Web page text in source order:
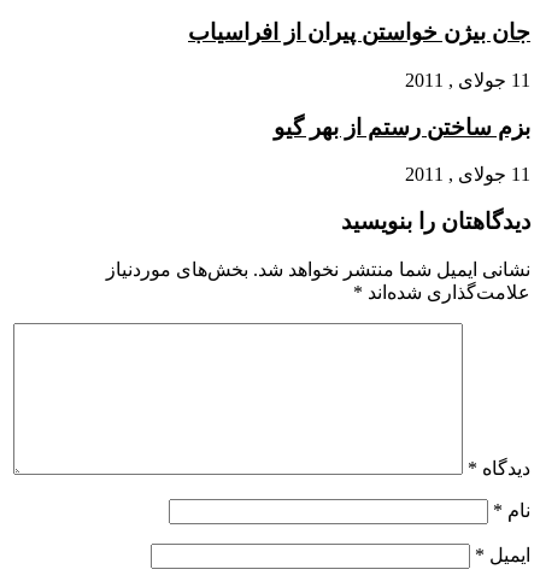
جان بیژن خواستن پیران از افراسیاب
11 جولای , 2011
بزم ساختن رستم از بهر گیو
11 جولای , 2011
دیدگاهتان را بنویسید
نشانی ایمیل شما منتشر نخواهد شد. بخش‌های موردنیاز
علامت‌گذاری شده‌اند *
دیدگاه *
نام *
ایمیل *